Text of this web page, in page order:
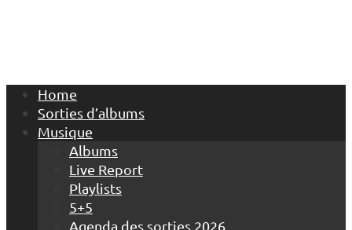
Home
Sorties d’albums
Musique
Albums
Live Report
Playlists
5+5
Agenda des sorties 2026